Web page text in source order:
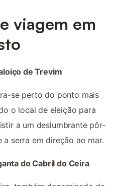
viagem em
de Trevim
se perto do ponto mais
o local de eleição para
a um deslumbrante pôr-
serra em direção ao mar.
do Cabril do Ceira